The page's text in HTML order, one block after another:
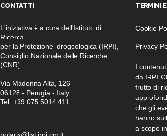
CONTATTI
L'iniziativa è a cura dell'Istituto di
Ricerca
per la Protezione Idrogeologica (IRPI),
Consiglio Nazionale delle Ricerche
(CNR).
Via Madonna Alta, 126
06128 - Perugia - Italy
Tel: +39 075 5014 411
TERMINI
Cookie
Privacy
I
da IRPI-
frutto di
che gli
hanno
a scopo